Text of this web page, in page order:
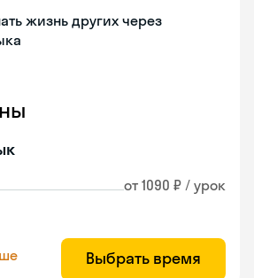
жизнь других через
от 1090 ₽ / урок
Выбрать время